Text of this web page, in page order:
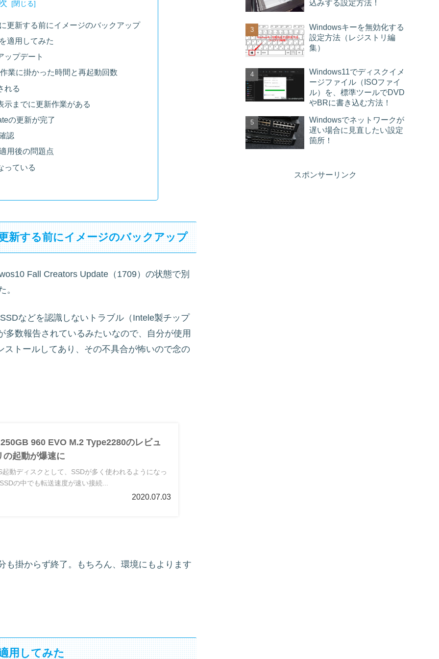
更新する前にイメージのバックアップ
適用してみた
ップデート
業に掛かった時間と再起動回数
れる
示までに更新作業がある
の更新が完了
認
用後の問題点
っている
新する前にイメージのバックアップ
Fall Creators Update（1709）の状態で別
。
などを認識しないトラブル（Intele製チップ
数報告されているみたいなので、自分が使用
トールしてあり、その不具合が怖いので念の
960 EVO M.2 Type2280のレビュ
の起動が爆速に
動ディスクとして、SSDが多く使われるようになっ
の中でも転送速度が速い接続...
2020.07.03
も掛からず終了。もちろん、環境にもよります
用してみた
込みする設定方法！
Windowsキーを無効化する
設定方法（レジストリ編
集）
Windows11でディスクイメ
ージファイル（ISOファイ
ル）を、標準ツールでDVD
やBRに書き込む方法！
Windowsでネットワークが
遅い場合に見直したい設定
箇所！
スポンサーリンク